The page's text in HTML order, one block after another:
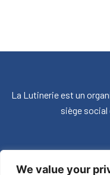
We value your
La Lutinerie est un
siège social